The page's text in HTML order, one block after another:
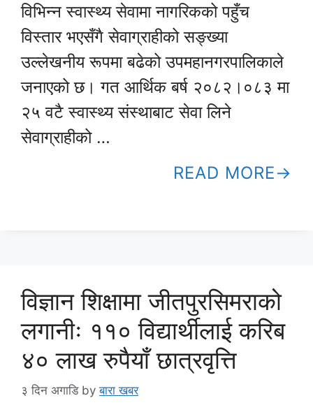
विभिन्न स्वास्थ्य सेवामा नागरिकको पहुँच
विस्तार भएसँगै सेवाग्राहीको सङ्ख्या
उल्लेखनीय रूपमा बढेको उपमहानगरपालिकाले
जनाएको छ। गत आर्थिक बर्ष २०८२।०८३ मा
२५ वटै स्वास्थ्य संस्थाबाट सेवा लिने
सेवाग्राहीको …
READ MORE
विज्ञान शिक्षामा जीतपुरसिमराको
लगानीः ११० विद्यार्थीलाई करिब
४० लाख रुपैयाँ छात्रवृत्ति
३ दिन अगाडि byबारा खबर